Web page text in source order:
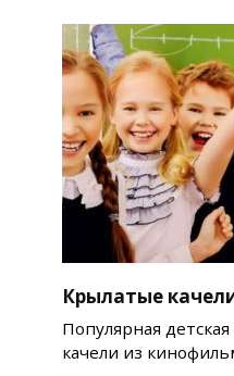
Крылатые
Популярная
качели из